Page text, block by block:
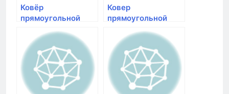
Ковёр
прямоугольной
пурпурного цвета
Merinos Shaggy
Ultra s608 bone-
purple | ковер с
длинным ворсом
Ковер
прямоугольной
синего цвета
Меринос Shaggy
Ultra s608 yellow-
blue | купить
длинноворсовые